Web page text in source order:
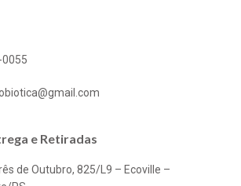
e Retiradas
de Outubro, 825/L9 – Ecoville –